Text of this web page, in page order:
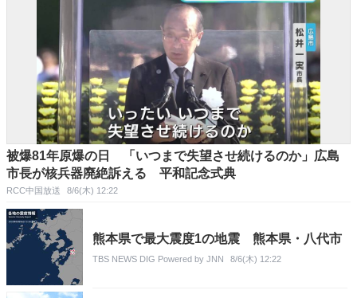
被爆81年原爆の日 「いつまで失望させ続けるのか」広島
市長が核兵器廃絶訴える 平和記念式典
RCC中国放送 8/6(木) 12:22
熊本県で最大震度1の地震 熊本県・八代市
TBS NEWS DIG Powered by JNN 8/6(木) 12:22